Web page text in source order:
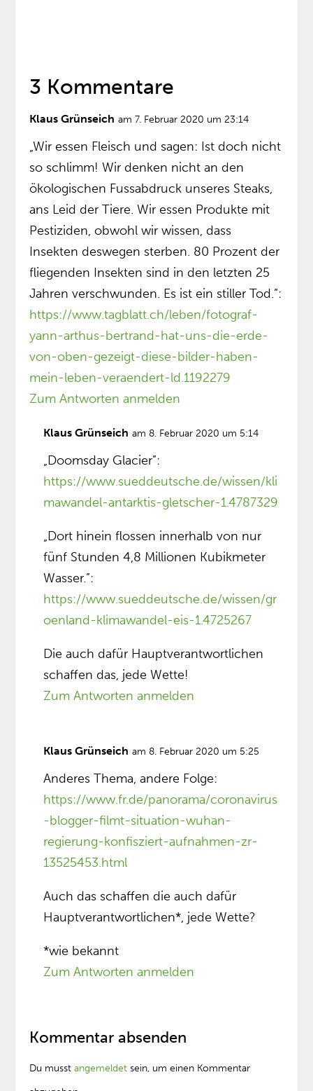
3 Kommentare
Klaus Grünseich am 7. Februar 2020 um 23:14
„Wir essen Fleisch und sagen: Ist doch nicht
so schlimm! Wir denken nicht an den
ökologischen Fussabdruck unseres Steaks,
ans Leid der Tiere. Wir essen Produkte mit
Pestiziden, obwohl wir wissen, dass
Insekten deswegen sterben. 80 Prozent der
fliegenden Insekten sind in den letzten 25
Jahren verschwunden. Es ist ein stiller Tod.”:
https://www.tagblatt.ch/leben/fotograf-
yann-arthus-bertrand-hat-uns-die-erde-
von-oben-gezeigt-diese-bilder-haben-
mein-leben-veraendert-ld.1192279
Zum Antworten anmelden
Klaus Grünseich am 8. Februar 2020 um 5:14
„Doomsday Glacier”:
https://www.sueddeutsche.de/wissen/kli
mawandel-antarktis-gletscher-1.4787329
„Dort hinein flossen innerhalb von nur
fünf Stunden 4,8 Millionen Kubikmeter
Wasser.”:
https://www.sueddeutsche.de/wissen/gr
oenland-klimawandel-eis-1.4725267
Die auch dafür Hauptverantwortlichen
schaffen das, jede Wette!
Zum Antworten anmelden
Klaus Grünseich am 8. Februar 2020 um 5:25
Anderes Thema, andere Folge:
https://www.fr.de/panorama/coronavirus
-blogger-filmt-situation-wuhan-
regierung-konfisziert-aufnahmen-zr-
13525453.html
Auch das schaffen die auch dafür
Hauptverantwortlichen*, jede Wette?
*wie bekannt
Zum Antworten anmelden
Kommentar absenden
Du musstangemeldet sein, um einen Kommentar